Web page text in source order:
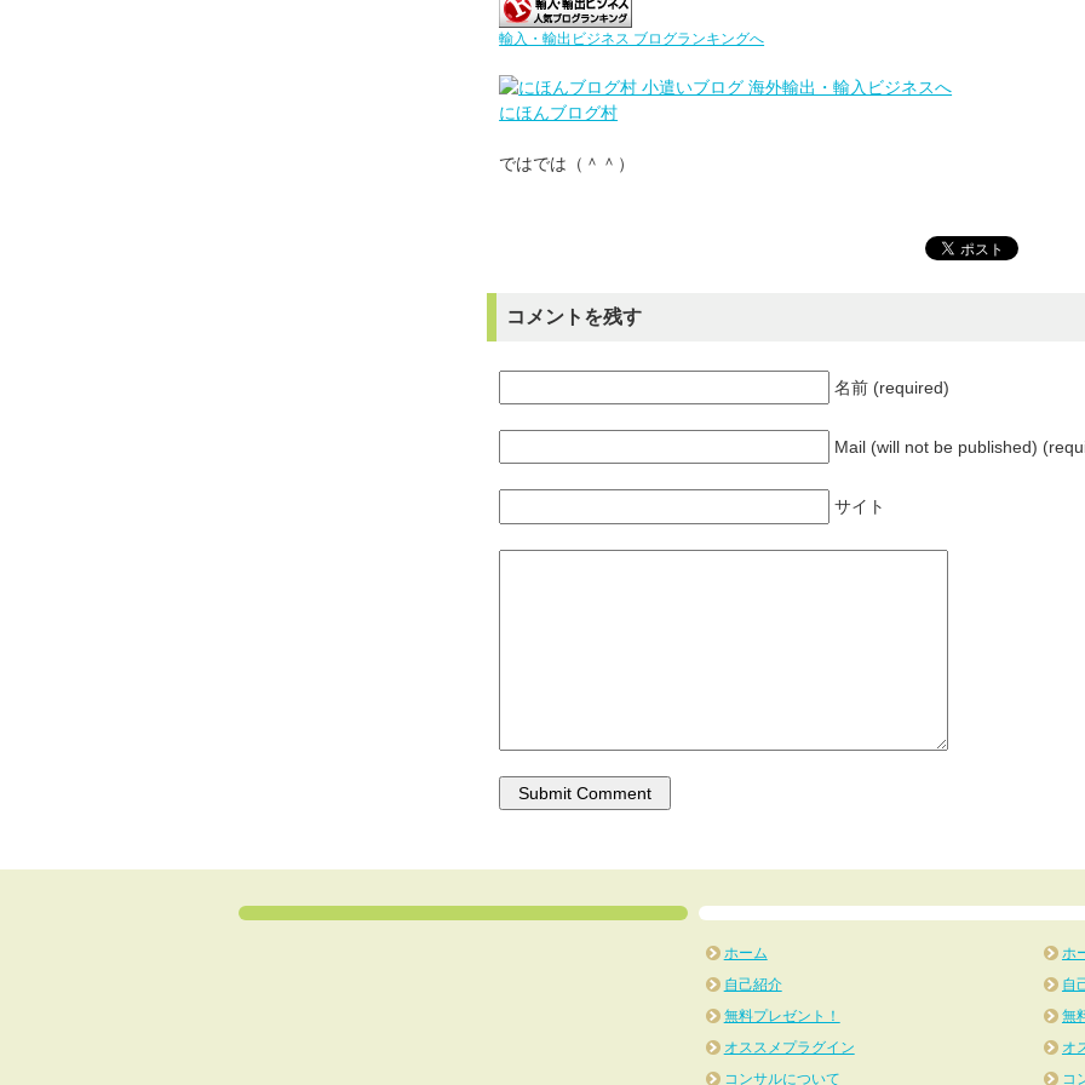
輸入・輸出ビジネス ブログランキングへ
にほんブログ村
ではでは（＾＾）
コメントを残す
名前 (required)
Mail (will not be published)
サイト
ホーム
自己紹介
無料プレゼント！
オススメプラグイン
コンサルについて
ホ
自
無
オ
コ